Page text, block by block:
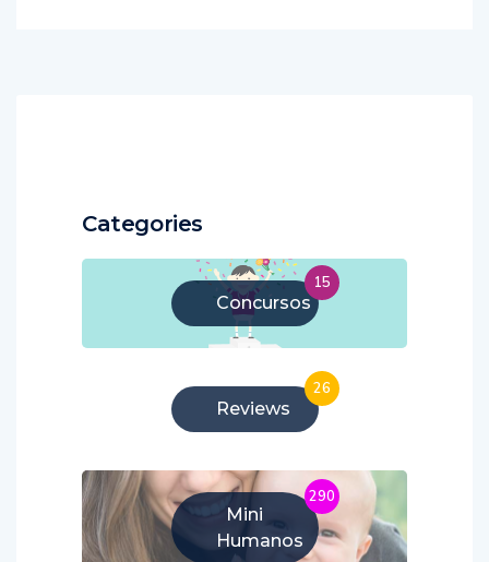
Categories
Concursos
15
Reviews
26
Mini
Humanos
290